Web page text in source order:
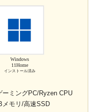
Windows
11Home
インストール済み
ミングPC/Ryzen CPU
メモリ/高速SSD